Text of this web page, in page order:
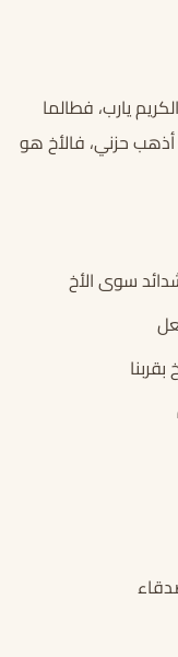
يارب، فطالما
حزني، فالأخ هو
سوى الأخ